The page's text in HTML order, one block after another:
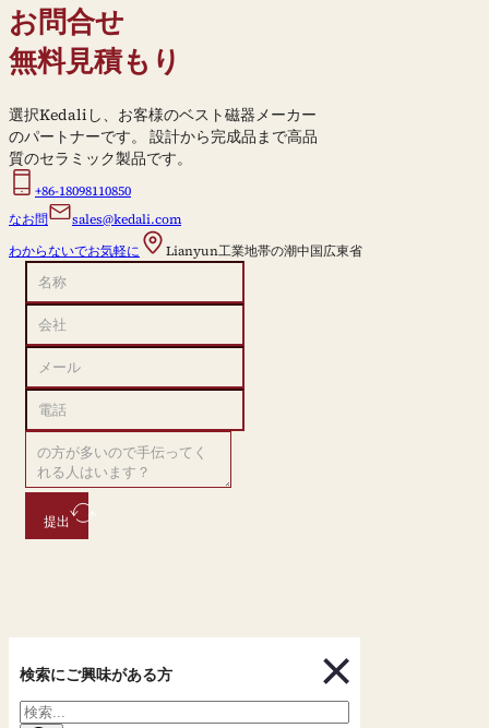
お問合せ
無料見積もり
選択Kedaliし、お客様のベスト磁器メーカー
のパートナーです。 設計から完成品まで高品
質のセラミック製品です。
+86-18098110850
なお問
sales@kedali.com
わからないでお気軽に
Lianyun工業地帯の潮中国広東省
提出
検索にご興味がある方
検